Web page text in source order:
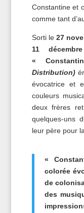
Constantine et
comme tant
Sorti le 27
11
«
Distribution)
évocatrice et
couleurs
deux frères
quelques-uns
leur père pour
«
colorée
de
des